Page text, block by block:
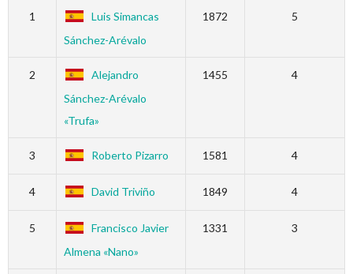
1
Luis Simancas
Sánchez-Arévalo
1872 5
2
Alejandro
Sánchez-Arévalo
«Trufa»
1455 4
3 Roberto Pizarro 1581 4
4 David Triviño 1849 4
5
Francisco Javier
Almena «Nano»
1331 3